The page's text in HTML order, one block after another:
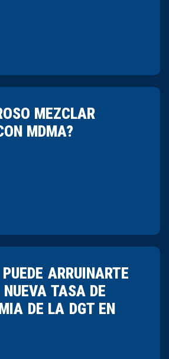
MEZCLAR
MDMA?
ARRUINARTE
TASA DE
DE LA DGT EN